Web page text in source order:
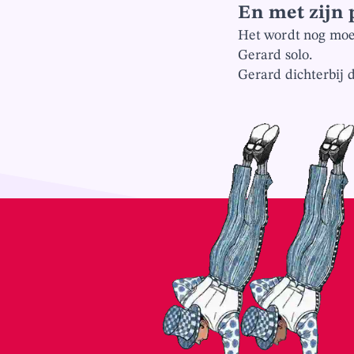
En met zijn
Het wordt nog
Gerard solo.
Gerard dichterbij
GERARD VAN MAASAKKERS